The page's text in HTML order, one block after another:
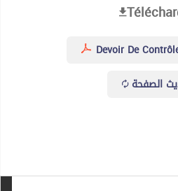
Devoir De
الصفحة